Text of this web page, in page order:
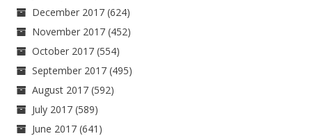
December 2017 (624)
November 2017 (452)
October 2017 (554)
September 2017 (495)
August 2017 (592)
July 2017 (589)
June 2017 (641)